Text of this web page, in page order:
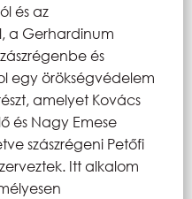
és az
a Gerhardinum
és
egy örökségvédelem
amelyet Kovács
és Nagy Emese
szászrégeni Petőfi
Itt alkalom